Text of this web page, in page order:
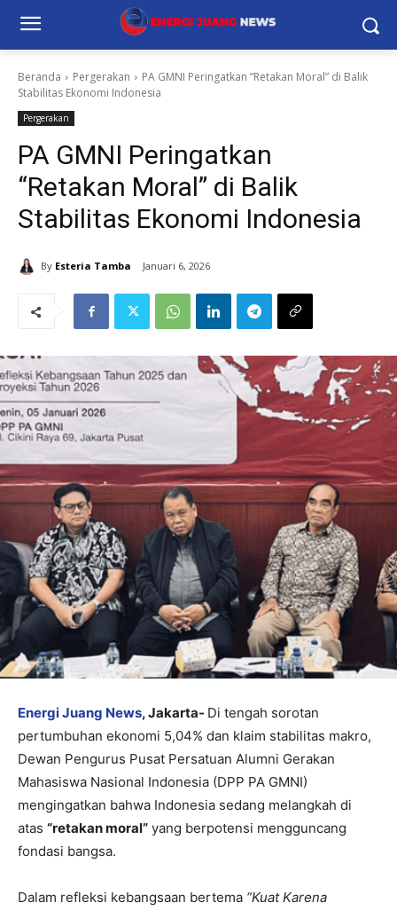
Beranda Pergerakan
PA GMNI Peringatkan “Retakan Moral” di Balik
Stabilitas Ekonomi Indonesia
Pergerakan
PA GMNI Peringatkan
“Retakan Moral” di Balik
Stabilitas Ekonomi Indonesia
By Esteria Tamba Januari 6, 2026
Energi Juang News, Jakarta- Di tengah sorotan
pertumbuhan ekonomi 5,04% dan klaim stabilitas makro,
Dewan Pengurus Pusat Persatuan Alumni Gerakan
Mahasiswa Nasional Indonesia (DPP PA GMNI)
mengingatkan bahwa Indonesia sedang melangkah di
atas “retakan moral” yang berpotensi mengguncang
fondasi bangsa.
Dalam refleksi kebangsaan bertema “Kuat Karena